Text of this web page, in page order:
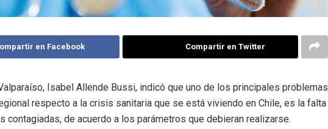
en Facebook Compartir en Twitter
Isabel Allende Bussi, indicó que uno de los principales problemas
respecto a la crisis sanitaria que se está viviendo en Chile, es la falta
contagiadas, de acuerdo a los parámetros que debieran realizarse.